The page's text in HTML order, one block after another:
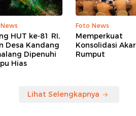
HUT ke-81 RI,
Desa Kandang
Dipenuhi
Hias
Foto News
Memperkuat
Konsolidasi Akar
Rumput
Lihat Selengkapnya